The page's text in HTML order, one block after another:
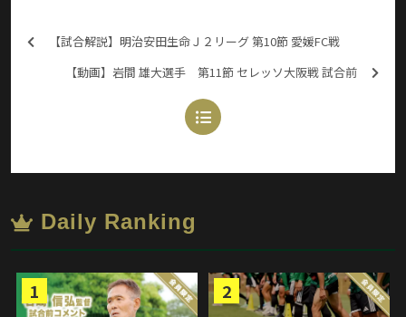
【試合解説】明治安田生命Ｊ２リーグ 第10節 愛媛FC戦
【動画】岩間 雄大選手 第11節 セレッソ大阪戦 試合前
Daily Ranking